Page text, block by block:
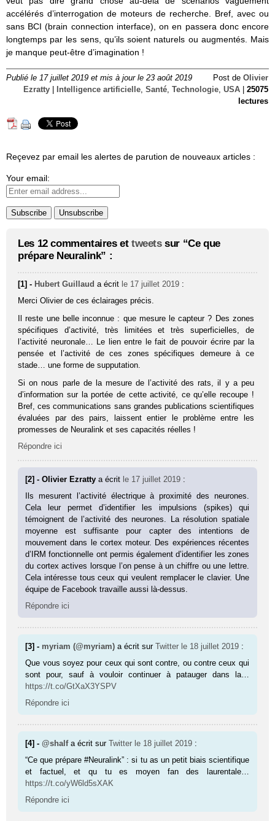
accélérés d’interrogation de moteurs de recherche. Bref, avec ou
sans BCI (brain connection interface), on en passera donc encore
longtemps par les sens, qu’ils soient naturels ou augmentés. Mais
je manque peut-être d’imagination !
Publié le 17 juillet 2019 et mis à jour le 23 août 2019 Post de Olivier
Ezratty
Intelligence artificielle, Santé, Technologie, USA
25075
lectures
Reçevez par email les alertes de parution de nouveaux articles :
Your email:
Les 12 commentaires et tweetssur “Ce que
prépare Neuralink” :
[1] - Hubert Guillaud a écrit le 17 juillet 2019 :
Merci Olivier de ces éclairages précis.
Il reste une belle inconnue : que mesure le capteur ? Des zones
spécifiques d’activité, très limitées et très superficielles, de
l’activité neuronale… Le lien entre le fait de pouvoir écrire par la
pensée et l’activité de ces zones spécifiques demeure à ce
stade… une forme de supputation.
Si on nous parle de la mesure de l’activité des rats, il y a peu
d’information sur la portée de cette activité, ce qu’elle recoupe !
Bref, ces communications sans grandes publications scientifiques
évaluées par des pairs, laissent entier le problème entre les
promesses de Neuralink et ses capacités réelles !
Répondre ici
[2] - Olivier Ezrattya écrit le 17 juillet 2019 :
Ils mesurent l’activité électrique à proximité des neurones.
Cela leur permet d’identifier les impulsions (spikes) qui
témoignent de l’activité des neurones. La résolution spatiale
moyenne est suffisante pour capter des intentions de
mouvement dans le cortex moteur. Des expériences récentes
d’IRM fonctionnelle ont permis également d’identifier les zones
du cortex actives lorsque l’on pense à un chiffre ou une lettre.
Cela intéresse tous ceux qui veulent remplacer le clavier. Une
équipe de Facebook travaille aussi là-dessus.
Répondre ici
[3] - myriam (@myriam) a écrit surTwitter le 18 juillet 2019 :
Que vous soyez pour ceux qui sont contre, ou contre ceux qui
sont pour, sauf à vouloir continuer à patauger dans la…
https://t.co/GtXaX3YSPV
Répondre ici
[4] -@shalf a écrit surTwitter le 18 juillet 2019 :
“Ce que prépare #Neuralink” : si tu as un petit biais scientifique
et factuel, et qu tu es moyen fan des laurentale…
https://t.co/yW6ld5sXAK
Répondre ici